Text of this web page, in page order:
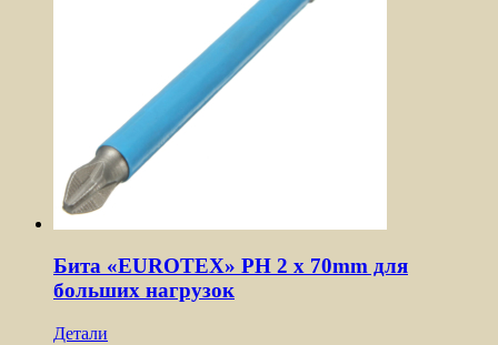
Бита «EUROTEX» PH 2 х 70mm для
больших нагрузок
Детали